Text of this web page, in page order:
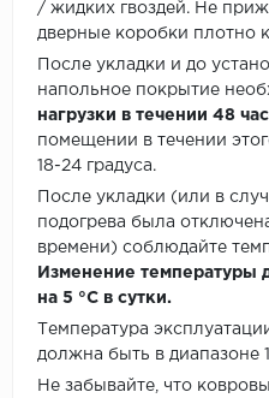
/ жидких гвоздей. Не
дверные коробки плотно
После укладки и до
напольное покрытие
нагрузки в течении 48
помещении в течении
18-24 градуса.
После укладки (или в
подогрева была
времени) соблюдайте
Изменение температуры
на 5 °C в сутки.
Температура
должна быть в диапазоне
Не забывайте, что